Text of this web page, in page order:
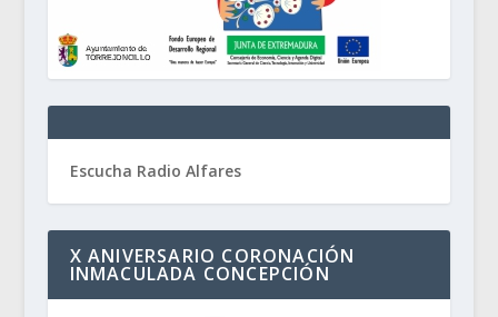
Escucha Radio Alfares
X ANIVERSARIO CORONACIÓN
INMACULADA CONCEPCIÓN